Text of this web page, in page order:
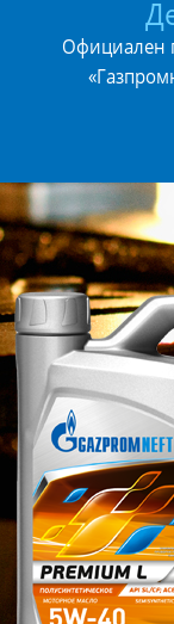
Официален